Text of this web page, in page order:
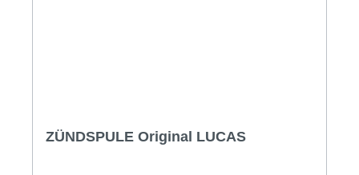
ZÜNDSPULE Original LUCAS